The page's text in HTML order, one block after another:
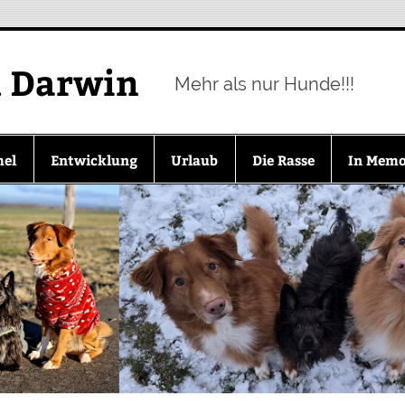
Darwin Mehr als nur Hunde!!!
Entwicklung Urlaub Die Rasse In